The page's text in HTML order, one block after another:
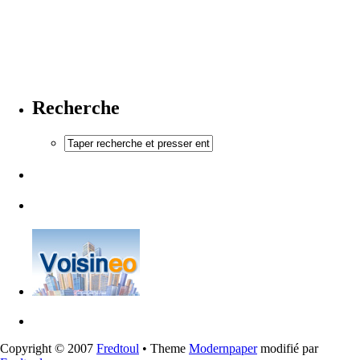
Recherche
Copyright © 2007 Fredtoul • Theme Modernpapermodifié par